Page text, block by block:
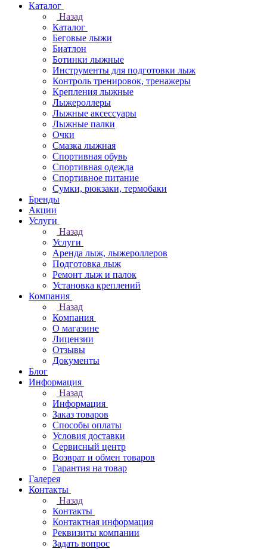
Каталог
Назад
Каталог
Беговые лыжи
Биатлон
Ботинки лыжные
Инструменты для подготовки лыж
Контроль тренировок, тренажеры
Крепления лыжные
Лыжероллеры
Лыжные аксессуары
Лыжные палки
Очки
Смазка лыжная
Спортивная обувь
Спортивная одежда
Спортивное питание
Сумки, рюкзаки, термобаки
Бренды
Акции
Услуги
Назад
Услуги
Аренда лыж, лыжероллеров
Подготовка лыж
Ремонт лыж и палок
Установка креплений
Компания
Назад
Компания
О магазине
Лицензии
Отзывы
Документы
Блог
Информация
Назад
Информация
Заказ товаров
Способы оплаты
Условия доставки
Сервисный центр
Возврат и обмен товаров
Гарантия на товар
Галерея
Контакты
Назад
Контакты
Контактная информация
Реквизиты компании
Задать вопрос